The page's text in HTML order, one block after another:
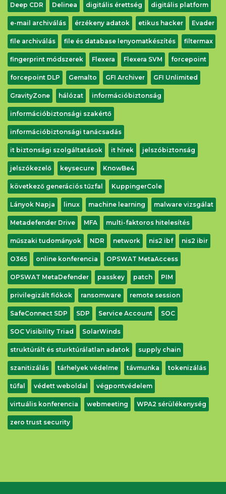
Deep CDR Delinea digitális érettség digitális platform
e-mail archiválás érzékeny adatok etikus hacker Evader
file archiválás file és database lenyomatkészítés filtermax
fingerprint módszerek Flexera Flexera SVM forcepoint
forcepoint DLP Gemalto GFI Archiver GFI Unlimited
GravityZone hálózat információbiztonság
információbiztonsági szakértő
információbiztonsági tanácsadás
it biztonsági szolgáltatások it hírek jelszóbiztonság
jelszókezelő keysecure KnowBe4
következő generációs tűzfal KuppingerCole
Lányok Napja linux machine learning malware vizsgálat
Metadefender Drive MFA multi-faktoros hitelesítés
műszaki tudományok NDR network nis2 ibf nis2 ibir
O365 online konferencia OPSWAT MetaAccess
OPSWAT MetaDefender passkey patch PIM
privilegizált fiókok ransomware remote session
SafeConnect SDP SDP Service Account SOC
SOC Visibility Triad SolarWinds
struktúrált és sturktúrálatlan adatok supply chain
szanitizálás tárhelyek védelme távmunka tokenizálás
tűfal védett weboldal végpontvédelem
virtuális konferencia webmeeting WPA2 sérülékenység
zero trust security